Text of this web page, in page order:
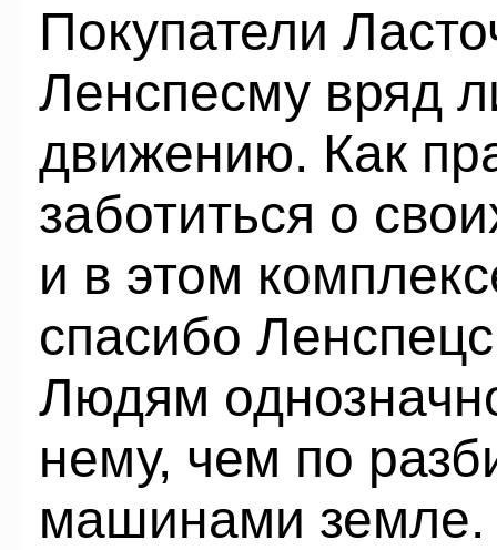
Покупатели
Ленспесму вряд
движению. Как
заботиться о
и в этом
спасибо
Людям
нему, чем по
машинами земле.